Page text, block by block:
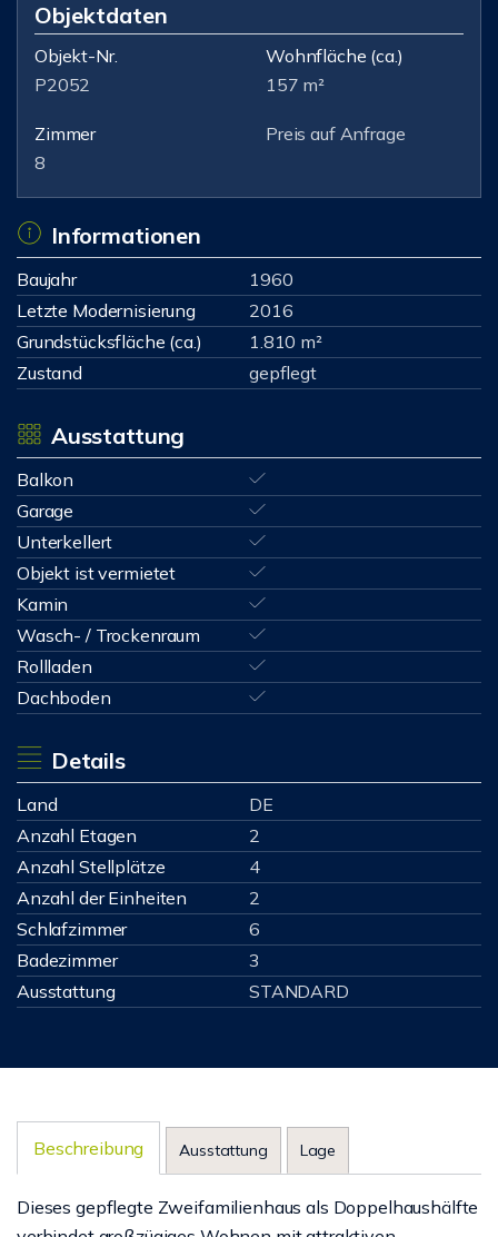
Objektdaten
Objekt-Nr.
P2052
Wohnfläche (ca.)
157 m²
Zimmer
8
Preis auf Anfrage
Informationen
Baujahr
1960
Letzte Modernisierung
2016
Grundstücksfläche (ca.)
1.810 m²
Zustand
gepflegt
Ausstattung
Balkon
Garage
Unterkellert
Objekt ist vermietet
Kamin
Wasch- / Trockenraum
Rollladen
Dachboden
Details
Land
DE
Anzahl Etagen
2
Anzahl Stellplätze
4
Anzahl der Einheiten
2
Schlafzimmer
6
Badezimmer
3
Ausstattung
STANDARD
Beschreibung Ausstattung Lage
Dieses gepflegte Zweifamilienhaus als Doppelhaushälfte